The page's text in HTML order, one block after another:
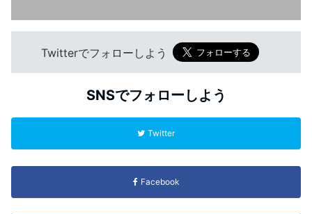
Twitterでフォローしよう
SNSでフォローしよう
Twitter
Facebook